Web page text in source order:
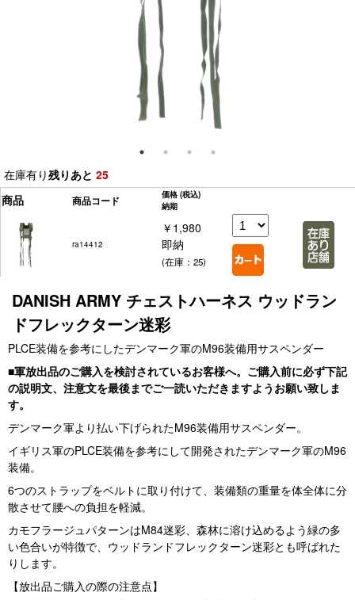
在庫有り残りあと 25
商品
商品コード 価格 (税込)
納期
ra14412
￥1,980
即納
(在庫：25)
DANISH ARMY チェストハーネス ウッドラン
ドフレックターン迷彩
PLCE装備を参考にしたデンマーク軍のM96装備用サスペンダー
■軍放出品のご購入を検討されているお客様へ。ご購入前に必ず下記
の説明文、注意文を最後までご一読いただきますようお願い致しま
す。
デンマーク軍より払い下げられたM96装備用サスペンダー。
イギリス軍のPLCE装備を参考にして開発されたデンマーク軍のM96
装備。
6つのストラップをベルトに取り付けて、装備類の重量を体全体に分
散させて腰への負担を軽減。
カモフラージュパターンはM84迷彩、森林に溶け込めるよう緑の多
い色合いが特徴で、ウッドランドフレックターン迷彩とも呼ばれた
りします。
【放出品ご購入の際の注意点】